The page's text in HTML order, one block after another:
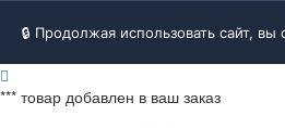
🔒 Продолжая использовать сайт, вы
*** товар добавлен в ваш заказ